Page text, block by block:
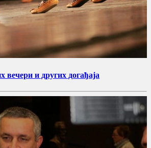
вечери и других догађаја